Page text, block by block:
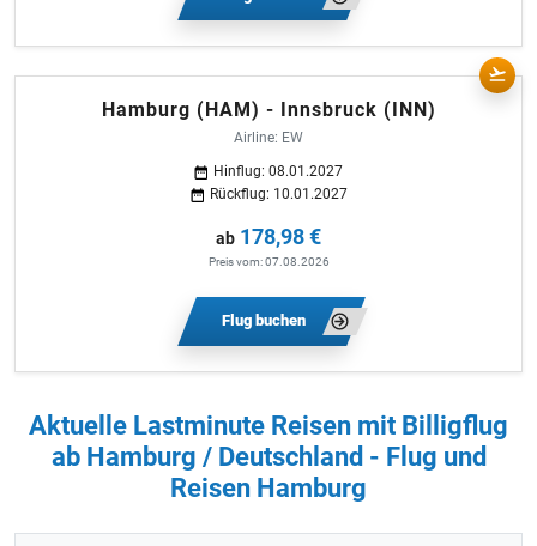
Hamburg (HAM) - Innsbruck (INN)
Airline: EW
Hinflug: 08.01.2027
Rückflug: 10.01.2027
ab 178,98 €
Preis vom: 07.08.2026
Flug buchen
Aktuelle Lastminute Reisen mit Billigflug
ab Hamburg / Deutschland - Flug und
Reisen Hamburg